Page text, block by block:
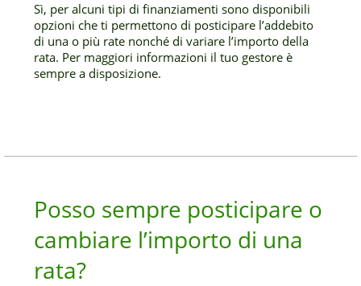
Sì, per alcuni tipi di finanziamenti sono disponibili
opzioni che ti permettono di posticipare l’addebito
di una o più rate nonché di variare l’importo della
rata. Per maggiori informazioni il tuo gestore è
sempre a disposizione.
Posso sempre posticipare o
cambiare l’importo di una
rata?